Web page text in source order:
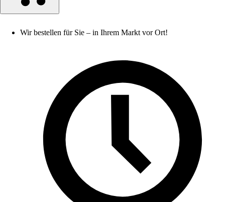
Wir bestellen für Sie – in Ihrem Markt vor Ort!